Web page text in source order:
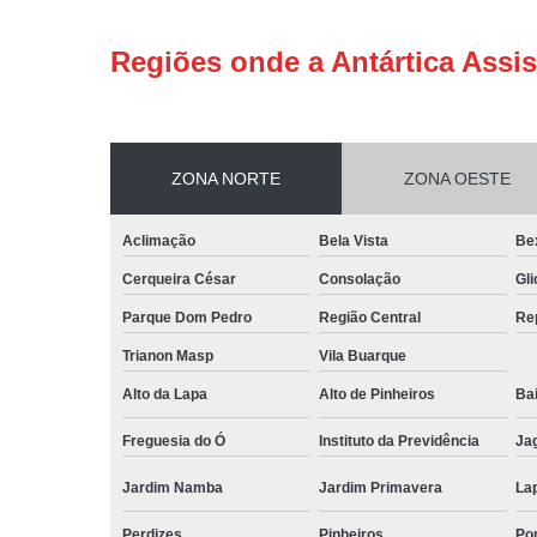
Regiões onde a Antártica
ZONA NORTE ZONA OESTE
Aclimação Bela Vista
Cerqueira César Consolação
Parque Dom Pedro Região Central
Trianon Masp Vila Buarque
Alto da Lapa Alto de Pinheiros
Freguesia do Ó Instituto da Previdência
Jardim Namba Jardim Primavera